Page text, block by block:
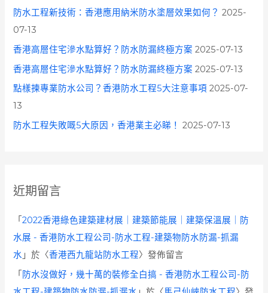
防水工程新技術：香港應用納米防水塗層效果如何？ 2025-
07-13
香港高層住宅滲水點算好？防水防漏終極方案 2025-07-13
香港高層住宅滲水點算好？防水防漏終極方案 2025-07-13
點樣揀專業防水公司？香港防水工程5大注意事項 2025-07-
13
防水工程失敗嘅5大原因，香港業主必睇！
2025-07-13
近期留言
「2022香港綠色建築建材展｜建築節能展｜建築保溫展｜防
水展 - 香港防水工程公司-防水工程-建築物防水防漏-抓漏
水 」於〈香港西九龍站防水工程〉發佈留言
「 防水沒做好，幾十萬的裝修全白搞 - 香港防水工程公司-防